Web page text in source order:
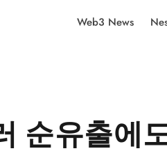
Web3 News
순유출에